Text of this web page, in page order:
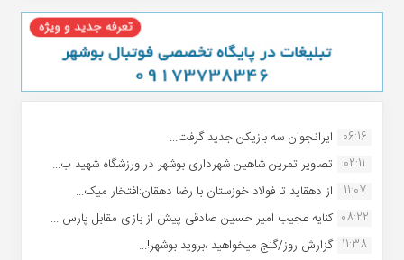
06:16 ایرانجوان سه بازیکن جدید گرفت...
02:11
تصاویر تمرین شاهین شهردارى بوشهر در ورزشگاه شهید ب...
11:07
از دهقاید تا فولاد خوزستان با رضا دهقان:افتخار میک...
08:22 کنایه عجیب امیر حسین صادقی پیش از بازی مقابل پارس ...
11:38 گزارش روز/گنج میخواهید ،بروید بوشهر!...